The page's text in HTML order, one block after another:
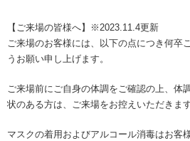
【ご来場の皆様へ】※2023.11.4更新
ご来場のお客様には、以下の点につき何卒
うお願い申し上げます。
ご来場前にご自身の体調をご確認の上、体
状のある方は、ご来場をお控えいただきま
マスクの着用およびアルコール消毒はお客